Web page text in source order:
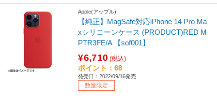
Apple(アップル)
【純正】MagSafe対応iPhone 14 Pro Ma
xシリコーンケース (PRODUCT)RED M
PTR3FE/A 【sof001】
¥6,710 (税込)
ポイント：68
発売日：2022/09/16発売
数量限定